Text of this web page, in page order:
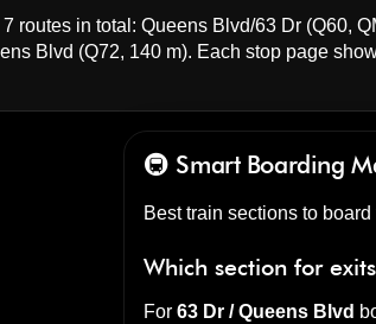
routes in total: Queens Blvd/63 Dr(Q60,
Blvd (Q72, 140 m). Each stop page
🚇 Smart Boarding
Best train sections to
Which section for
For63 Dr / Queens Blvd